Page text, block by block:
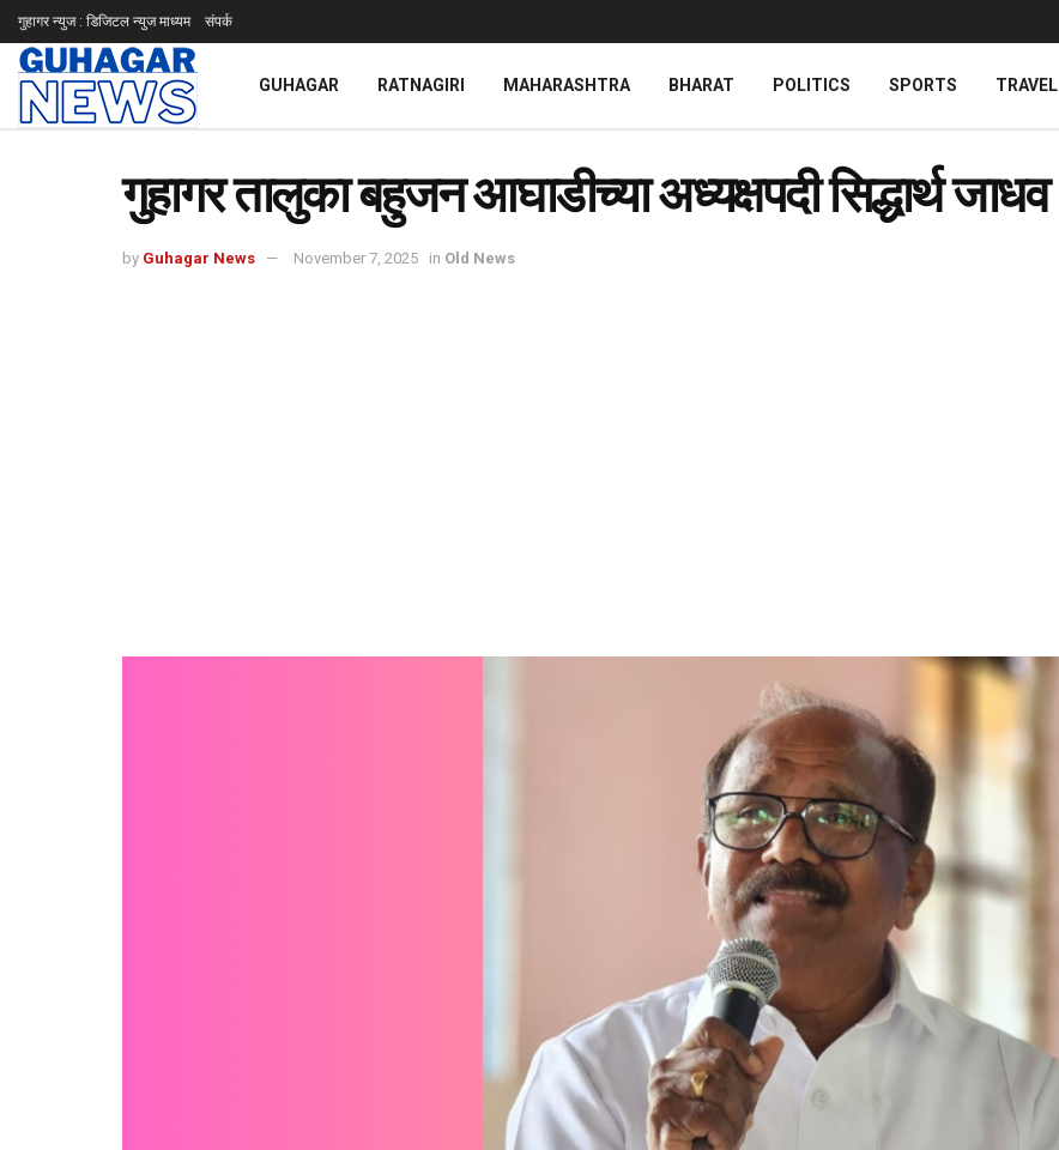
गुहागर न्युज : डिजिटल न्युज माध्यम संपर्क
GUHAGAR RATNAGIRI MAHARASHTRA BHARAT POLITICS SPORTS TRAVEL
गुहागर तालुका बहुजन आघाडीच्या अध्यक्षपदी सिद्धार्थ जाधव
by Guhagar News November 7, 2025 in Old News